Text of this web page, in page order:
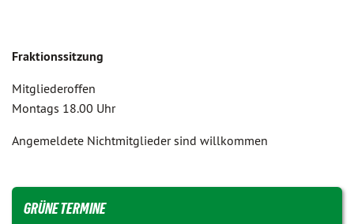
Fraktionssitzung
Mitgliederoffen
Montags 18.00 Uhr
Angemeldete Nichtmitglieder sind willkommen
GRÜNE TERMINE